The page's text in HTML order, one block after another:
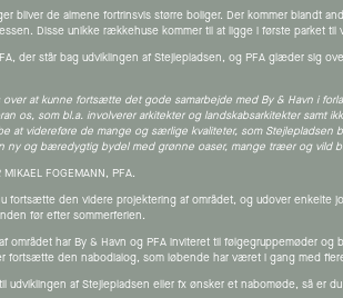
bliver de almene fortrinsvis større boliger. Der kommer blandt
Disse unikke rækkehuse kommer til at ligge i første parket til
der står bag udviklingen af Stejlepladsen, og PFA glæder sig
over at kunne fortsætte det gode samarbejde med By & Havn i
os, som bl.a. involverer arkitekter og landskabsarkitekter samt
at videreføre de mange og særlige kvaliteter, som
ny og bæredygtig bydel med grønne oaser, mange træer og vild
MIKAEL FOGEMANN, PFA.
fortsætte den videre projektering af området, og udover
før efter sommerferien.
området har By & Havn og PFA inviteret til følgegruppemøder
fortsætte den nabodialog, som løbende har været i gang med
udviklingen af Stejlepladsen eller fx ønsker et nabomøde, så er